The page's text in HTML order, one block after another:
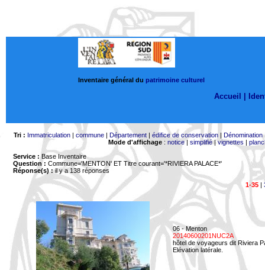
Inventaire général du patrimoine culturel
Accueil |
Tri : Immatriculation| commune| Département| édifice de conservation| Dénomination
Mode d'affichage: notice| simplifié|vignettes |
Service : Base Inventaire
Question : Commune='MENTON' ET Titre courant='*RIVIERA PALACE*'
Réponse(s) :il y a 138 réponses
1-35|
06 - Menton
20140600201NUC2A
hôtel de voyageurs dit Riviera
Elévation latérale.